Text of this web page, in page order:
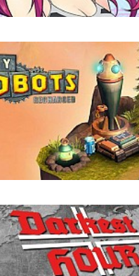
Shiny Summer